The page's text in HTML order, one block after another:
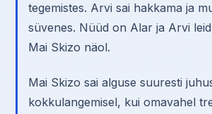
tegemistes. Arvi sai hakkama ja
süvenes. Nüüd on Alar ja Arvi
Mai Skizo näol.
Mai Skizo sai alguse suuresti
kokkulangemisel, kui omavahel